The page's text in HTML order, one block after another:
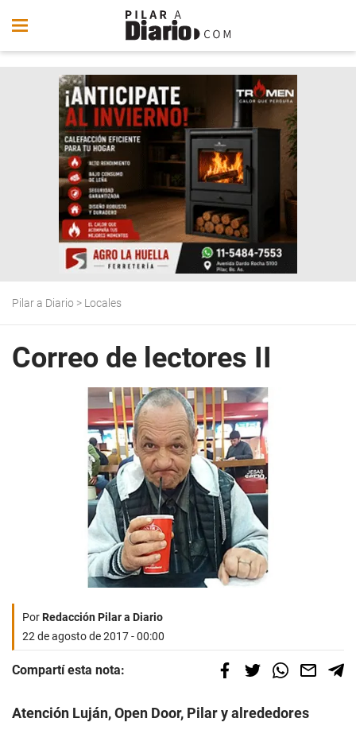
Pilar a Diario > Locales
Correo de lectores II
PorRedacción Pilar a Diario
22 de agosto de 2017 - 00:00
Compartí esta nota:
Atención Luján, Open Door, Pilar y alrededores